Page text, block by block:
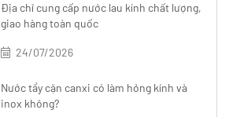
Địa chỉ cung cấp nước lau kính chất lượng,
giao hàng toàn quốc
24/07/2026
Nước tẩy cặn canxi có làm hỏng kính và
inox không?